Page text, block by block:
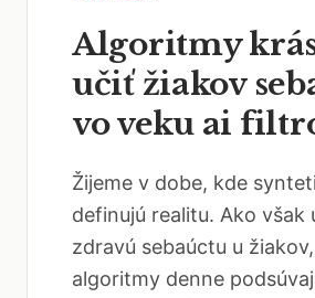
Algoritmy
učiť žiakov
vo veku ai
Žijeme v dobe, kde
definujú realitu. Ako však
zdravú sebaúctu u
algoritmy denne